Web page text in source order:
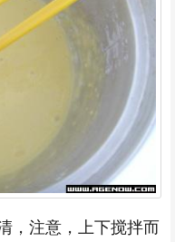
，注意，上下搅拌而